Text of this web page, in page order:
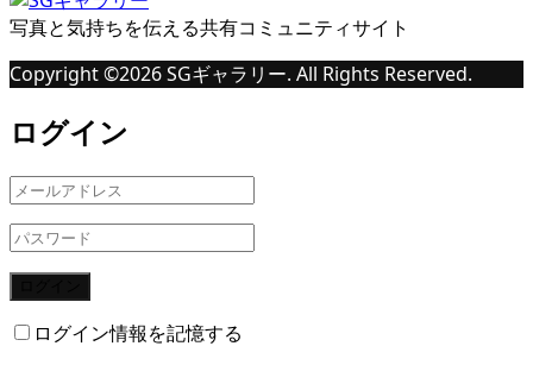
写真と気持ちを伝える共有コミュニティサイト
Copyright ©2026SGギャラリー. All Rights Reserved.
ログイン
ログイン情報を記憶する